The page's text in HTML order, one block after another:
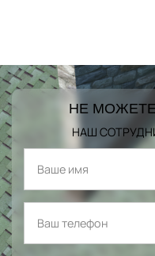
НЕ
НАШ